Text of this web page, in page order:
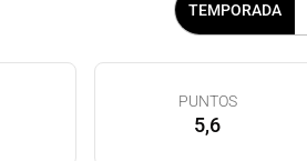
TEMPORADA
PUNTOS
5,6